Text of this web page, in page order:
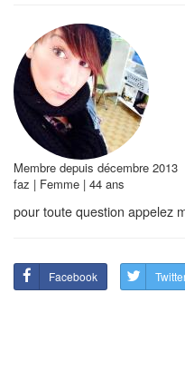
Membre depuis décembre 2013
faz | Femme | 44 ans
pour toute question appelez
Facebook